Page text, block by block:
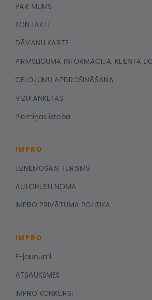
PAR MUMS
KONTAKTI
DĀVANU KARTE
PIRMSLĪGUMA INFORMĀCIJA, KLIENTA
CEĻOJUMU APDROŠINĀŠANA
VĪZU ANKETAS
Piemiņas istaba
IMPRO
UZŅEMOŠAIS TŪRISMS
AUTOBUSU NOMA
IMPRO PRIVĀTUMA POLITIKA
IMPRO
E-jaunumi
ATSAUKSMES
IMPRO KONKURSI